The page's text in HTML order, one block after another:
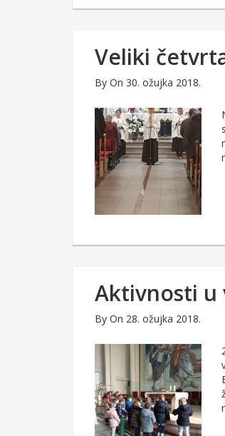
Veliki
By On 30. ožujka 2018.
Aktivnosti u
By On 28. ožujka 2018.